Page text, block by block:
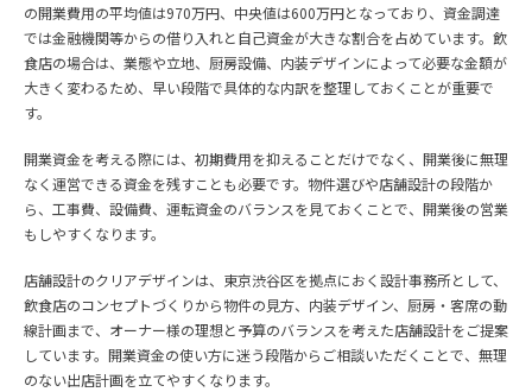
の開業費用の平均値は970万円、中央値は600万円となっており、資金調達
では金融機関等からの借り入れと自己資金が大きな割合を占めています。飲
食店の場合は、業態や立地、厨房設備、内装デザインによって必要な金額が
大きく変わるため、早い段階で具体的な内訳を整理しておくことが重要で
す。
開業資金を考える際には、初期費用を抑えることだけでなく、開業後に無理
なく運営できる資金を残すことも必要です。物件選びや店舗設計の段階か
ら、工事費、設備費、運転資金のバランスを見ておくことで、開業後の営業
もしやすくなります。
店舗設計のクリアデザインは、東京渋谷区を拠点におく設計事務所として、
飲食店のコンセプトづくりから物件の見方、内装デザイン、厨房・客席の動
線計画まで、オーナー様の理想と予算のバランスを考えた店舗設計をご提案
しています。開業資金の使い方に迷う段階からご相談いただくことで、無理
のない出店計画を立てやすくなります。